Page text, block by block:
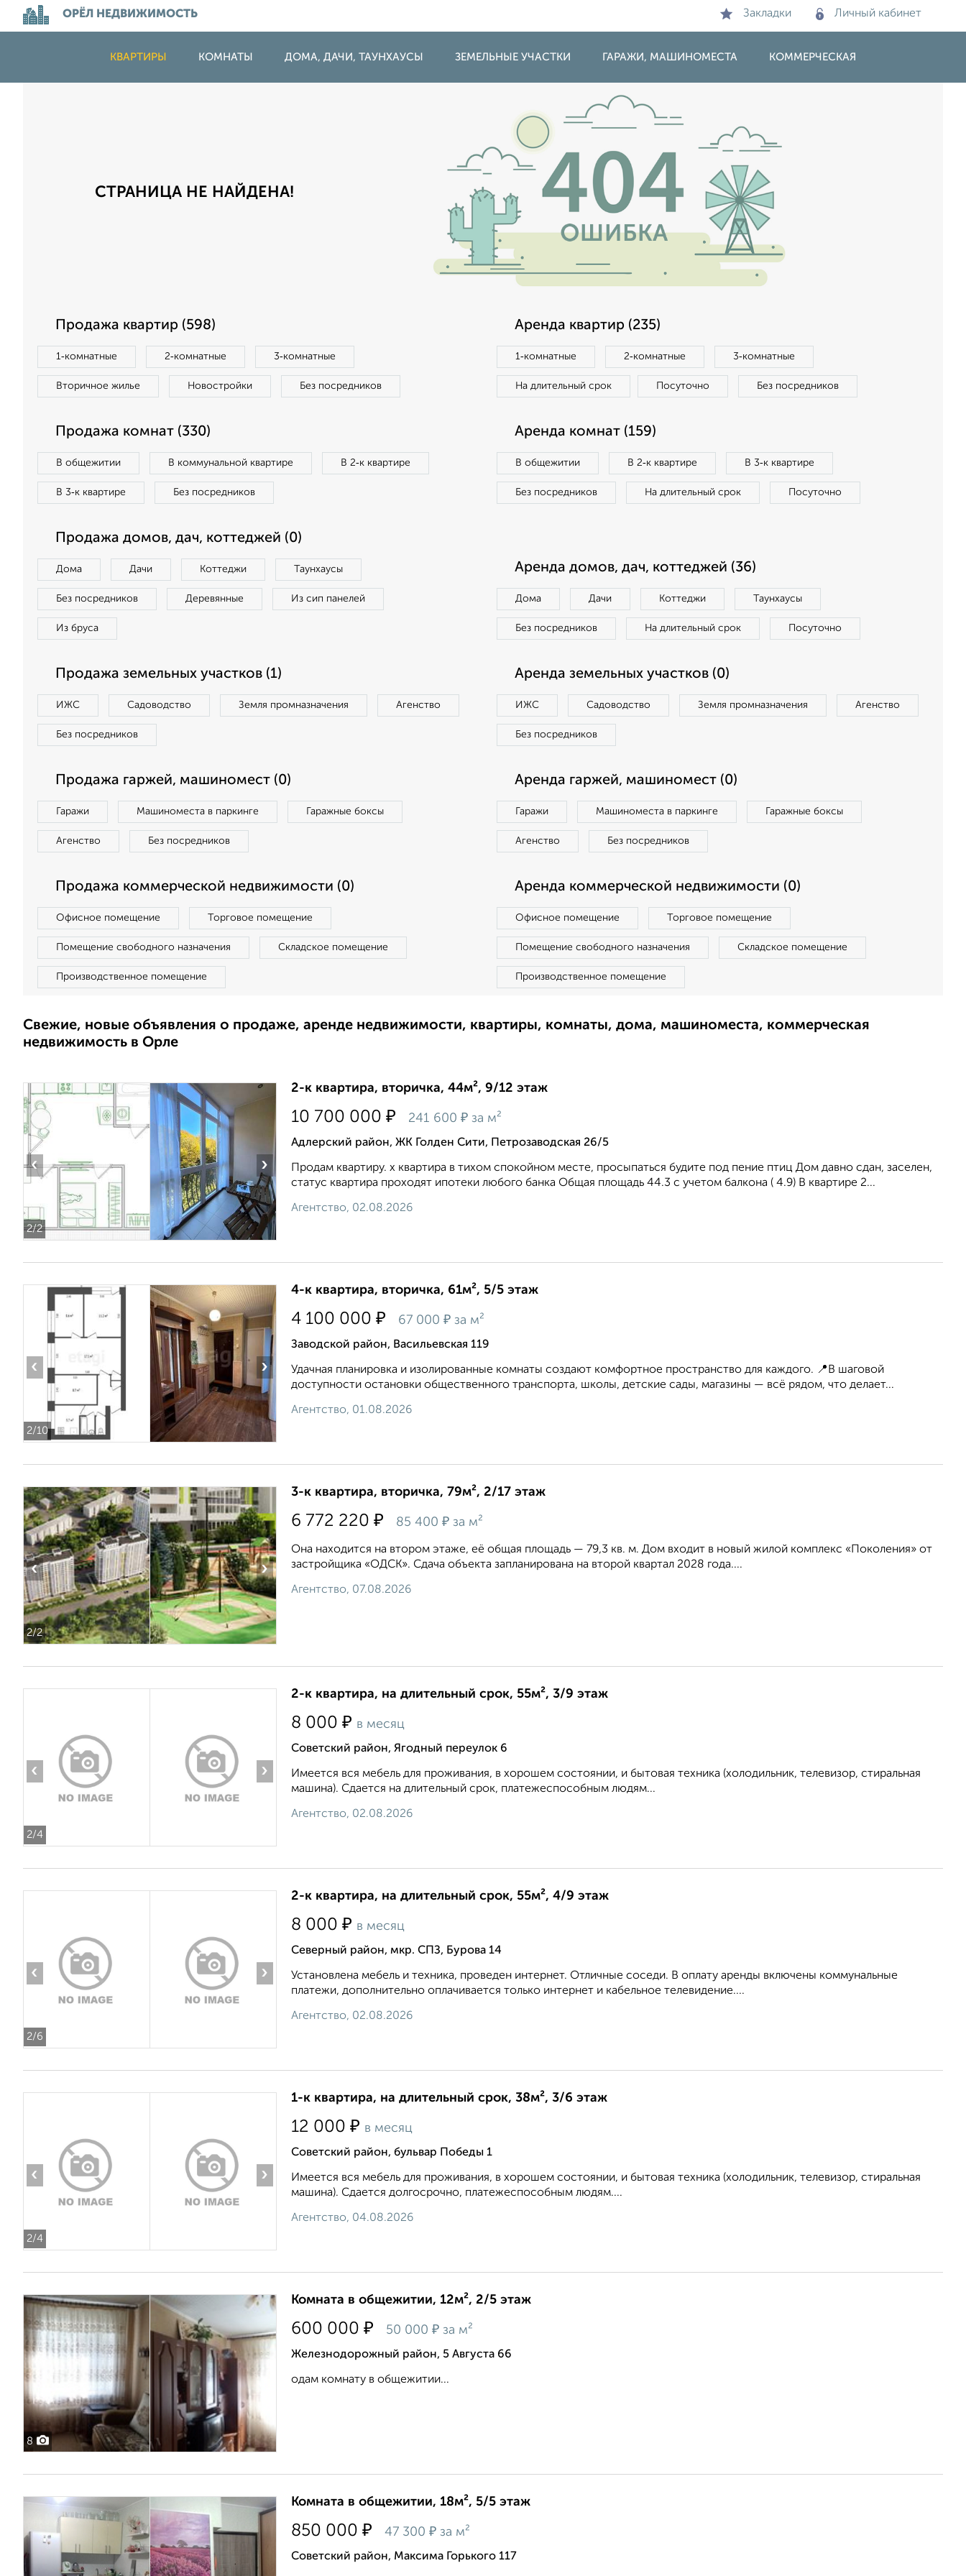
ОРЁЛ НЕДВИЖИМОСТЬ Закладки Личный кабинет
КВАРТИРЫ КОМНАТЫ ДОМА, ДАЧИ, ТАУНХАУСЫ ЗЕМЕЛЬНЫЕ УЧАСТКИ ГАРАЖИ, МАШИНОМЕСТА КОММЕРЧЕСКАЯ
СТРАНИЦА НЕ НАЙДЕНА!
Продажа квартир (598)
1‑комнатные 2‑комнатные 3‑комнатные
Вторичное жилье Новостройки Без посредников
Аренда квартир (235)
1‑комнатные 2‑комнатные 3‑комнатные
На длительный срок Посуточно Без посредников
Продажа комнат (330)
В общежитии В коммунальной квартире В 2‑к квартире
В 3‑к квартире Без посредников
Аренда комнат (159)
В общежитии В 2‑к квартире В 3‑к квартире
Без посредников На длительный срок Посуточно
Продажа домов, дач, коттеджей (0)
Дома Дачи Коттеджи Таунхаусы
Без посредников Деревянные Из сип панелей
Из бруса
Аренда домов, дач, коттеджей (36)
Дома Дачи Коттеджи Таунхаусы
Без посредников На длительный срок Посуточно
Продажа земельных участков (1)
ИЖС Садоводство Земля промназначения Агенство
Без посредников
Аренда земельных участков (0)
ИЖС Садоводство Земля промназначения Агенство
Без посредников
Продажа гаржей, машиномест (0)
Гаражи Машиноместа в паркинге Гаражные боксы
Агенство Без посредников
Аренда гаржей, машиномест (0)
Гаражи Машиноместа в паркинге Гаражные боксы
Агенство Без посредников
Продажа коммерческой недвижимости (0)
Офисное помещение Торговое помещение
Помещение свободного назначения Складское помещение
Производственное помещение
Аренда коммерческой недвижимости (0)
Офисное помещение Торговое помещение
Помещение свободного назначения Складское помещение
Производственное помещение
Свежие, новые объявления о продаже, аренде недвижимости, квартиры, комнаты, дома, машиноместа, коммерческая
недвижимость в Орле
2/2
‹ ›
2-к квартира, вторичка, 44м², 9/12 этаж
10 700 000 ₽ 241 600 ₽ за м²
Адлерский район, ЖК Голден Сити, Петрозаводская 26/5
Продам квартиру. х квартира в тихом спокойном месте, просыпаться будите под пение птиц Дом давно сдан, заселен,
статус квартира проходят ипотеки любого банка Общая площадь 44.3 с учетом балкона ( 4.9) В квартире 2...
Агентство, 02.08.2026
2/10
‹ ›
4-к квартира, вторичка, 61м², 5/5 этаж
4 100 000 ₽ 67 000 ₽ за м²
Заводской район, Васильевская 119
Удачная планировка и изолированные комнаты создают комфортное пространство для каждого. 📍В шаговой
доступности остановки общественного транспорта, школы, детские сады, магазины — всё рядом, что делает...
Агентство, 01.08.2026
2/2
‹ ›
3-к квартира, вторичка, 79м², 2/17 этаж
6 772 220 ₽ 85 400 ₽ за м²
Она находится на втором этаже, её общая площадь — 79,3 кв. м. Дом входит в новый жилой комплекс «Поколения» от
застройщика «ОДСК». Сдача объекта запланирована на второй квартал 2028 года....
Агентство, 07.08.2026
2/4
‹ ›
2-к квартира, на длительный срок, 55м², 3/9 этаж
8 000 ₽ в месяц
Советский район, Ягодный переулок 6
Имеется вся мебель для проживания, в хорошем состоянии, и бытовая техника (холодильник, телевизор, стиральная
машина). Сдается на длительный срок, платежеспособным людям...
Агентство, 02.08.2026
2/6
‹ ›
2-к квартира, на длительный срок, 55м², 4/9 этаж
8 000 ₽ в месяц
Северный район, мкр. СПЗ, Бурова 14
Установлена мебель и техника, проведен интернет. Отличные соседи. В оплату аренды включены коммунальные
платежи, дополнительно оплачивается только интернет и кабельное телевидение....
Агентство, 02.08.2026
2/4
‹ ›
1-к квартира, на длительный срок, 38м², 3/6 этаж
12 000 ₽ в месяц
Советский район, бульвар Победы 1
Имеется вся мебель для проживания, в хорошем состоянии, и бытовая техника (холодильник, телевизор, стиральная
машина). Сдается долгосрочно, платежеспособным людям....
Агентство, 04.08.2026
8
Комната в общежитии, 12м², 2/5 этаж
600 000 ₽ 50 000 ₽ за м²
Железнодорожный район, 5 Августа 66
одам комнату в общежитии...
Комната в общежитии, 18м², 5/5 этаж
850 000 ₽ 47 300 ₽ за м²
Советский район, Максима Горького 117